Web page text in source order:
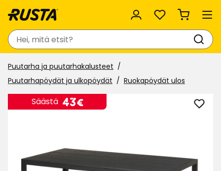
Suosikit
Haku
Puutarha ja puutarhakalusteet
Puutarhapöydät ja ulkopöydät
Ruokapöydät ulos
Säästä Hinta
43€43
€
Lisää